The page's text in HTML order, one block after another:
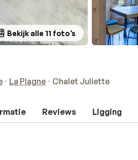
Bekijk alle 11 foto’s
La Plagne Chalet Juliette
Reviews Ligging